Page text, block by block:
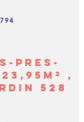
PRES-
,
528